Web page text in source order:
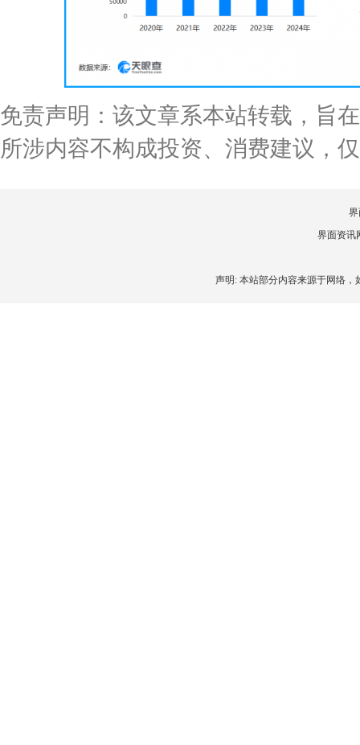
免责声明：该文章系本站转载，旨
所涉内容不构成投资、消费建议，
界
界面资讯
声明: 本站部分内容来源于网络